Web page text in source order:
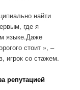
найти
где я
языке.Даже
стоит », –
игрок со стажем.
репутацией